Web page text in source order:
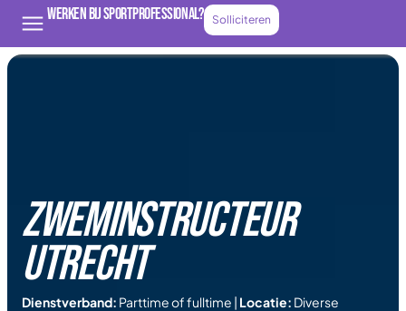
Werken bij Sportprofessional? Solliciteren
Zweminstructeur
utrecht
Dienstverband: Parttime of fulltime | Locatie: Diverse